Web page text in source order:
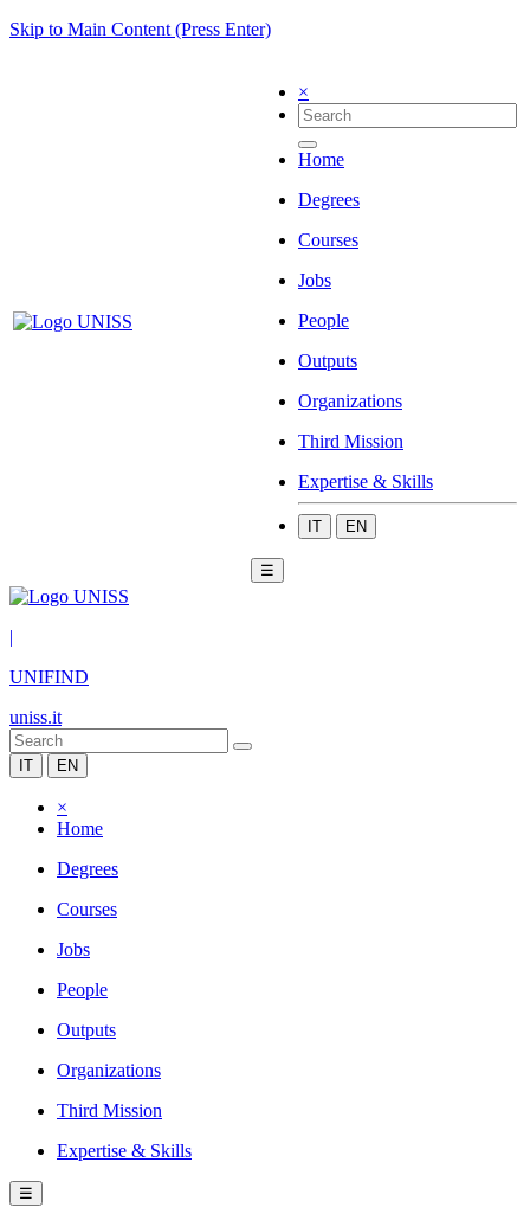
Skip to Main Content (Press Enter)
×
Home
Degrees
Courses
Jobs
People
Outputs
Organizations
Third Mission
Expertise & Skills
IT EN
☰
|
UNIFIND
uniss.it
IT EN
×
Home
Degrees
Courses
Jobs
People
Outputs
Organizations
Third Mission
Expertise & Skills
☰